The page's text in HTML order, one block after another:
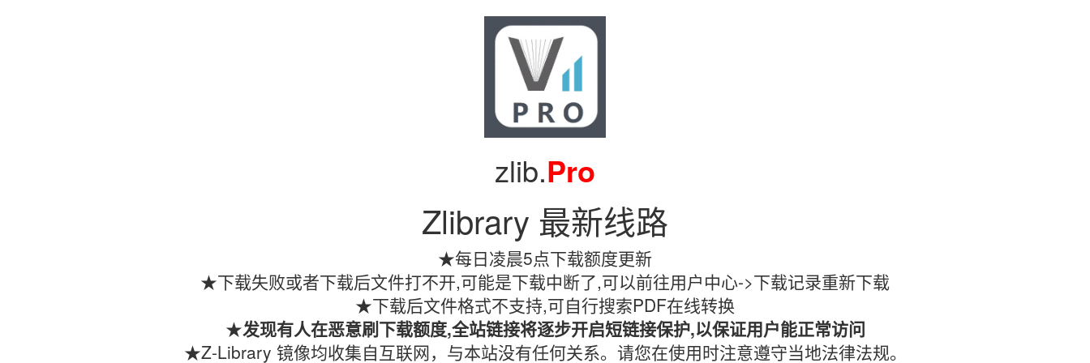
zlib.Pro
Zlibrary 最新线路
★每日凌晨5点下载额度更新
★下载失败或者下载后文件打不开,可能是下载中断了,可以前往用户中心->下载记录重新下载
★下载后文件格式不支持,可自行搜索PDF在线转换
★发现有人在恶意刷下载额度,全站链接将逐步开启短链接保护,以保证用户能正常访问
★Z-Library 镜像均收集自互联网，与本站没有任何关系。请您在使用时注意遵守当地法律法规。